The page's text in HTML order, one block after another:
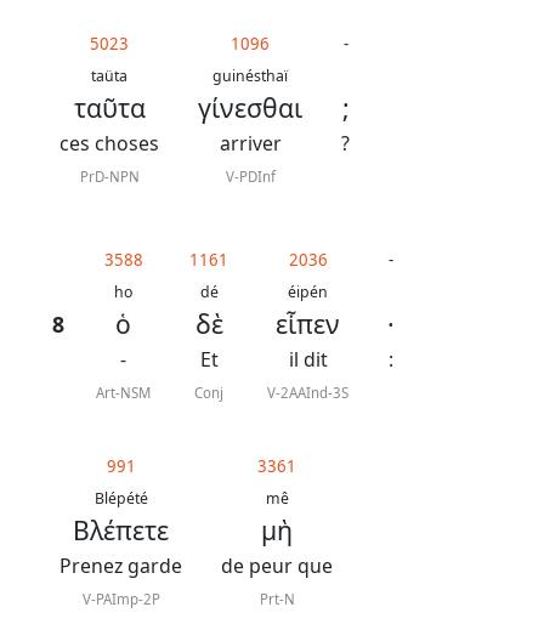
5023
taüta
ταῦτα
ces choses
PrD-NPN
1096
guinésthaï
γίνεσθαι
arriver
V-PDInf
-
;
?
8
3588
ho
ὁ
-
Art-NSM
1161
dé
δὲ
Et
Conj
2036
éipén
εἶπεν
il dit
V-2AAInd-3S
-
·
:
991
Blépété
Βλέπετε
Prenez garde
V-PAImp-2P
3361
mê
μὴ
de peur que
Prt-N